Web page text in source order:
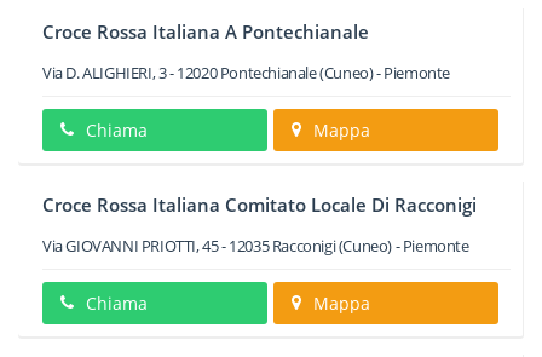
Croce Rossa Italiana A Pontechianale
Via D. ALIGHIERI, 3-12020 Pontechianale(Cuneo) -Piemonte
Chiama Mappa
Croce Rossa Italiana Comitato Locale Di Racconigi
Via GIOVANNI PRIOTTI, 45-12035 Racconigi(Cuneo) -Piemonte
Chiama Mappa